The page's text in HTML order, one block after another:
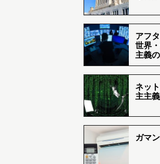
アフ
世界
主義
ネッ
主主義
ガマ